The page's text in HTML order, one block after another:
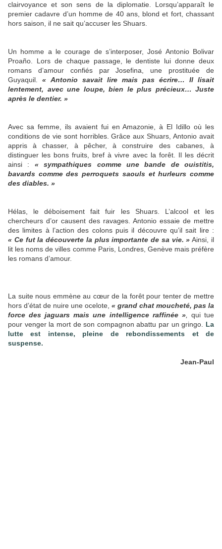
clairvoyance et son sens de la diplomatie. Lorsqu’apparaît le
premier cadavre d’un homme de 40 ans, blond et fort, chassant
hors saison, il ne sait qu’accuser les Shuars.
Un homme a le courage de s’interposer, José Antonio Bolivar
Proaño. Lors de chaque passage, le dentiste lui donne deux
romans d’amour confiés par Josefina, une prostituée de
Guyaquil. « Antonio savait lire mais pas écrire… Il lisait
lentement, avec une loupe, bien le plus précieux… Juste
après le dentier. »
Avec sa femme, ils avaient fui en Amazonie, à El Idillo où les
conditions de vie sont horribles. Grâce aux Shuars, Antonio avait
appris à chasser, à pêcher, à construire des cabanes, à
distinguer les bons fruits, bref à vivre avec la forêt. Il les décrit
ainsi : « sympathiques comme une bande de ouistitis,
bavards comme des perroquets saouls et hurleurs comme
des diables. »
Hélas, le déboisement fait fuir les Shuars. L’alcool et les
chercheurs d’or causent des ravages. Antonio essaie de mettre
des limites à l’action des colons puis il découvre qu’il sait lire :
« Ce fut la découverte la plus importante de sa vie. » Ainsi, il
lit les noms de villes comme Paris, Londres, Genève mais préfère
les romans d’amour.
La suite nous emmène au cœur de la forêt pour tenter de mettre
hors d’état de nuire une ocelote, « grand chat moucheté, pas la
force des jaguars mais une intelligence raffinée »,
qui tue
pour venger la mort de son compagnon abattu par un gringo. La
lutte est intense, pleine de rebondissements et de
suspense.
Jean-Paul